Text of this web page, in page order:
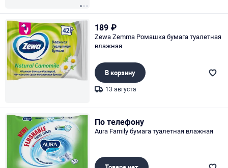
189 ₽
Zewa Zemma Ромашка бумага туалетная
влажная
В корзину
13 августа
По телефону
Aura Family бумага туалетная влажная